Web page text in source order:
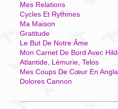
Mes Relations
Cycles Et Rythmes
Ma Maison
Gratitude
Le But De Notre Âme
Mon Carnet De Bord Avec
Atlantide, Lémurie, Telos
Mes Coups De Cœur En
Dolores Cannon